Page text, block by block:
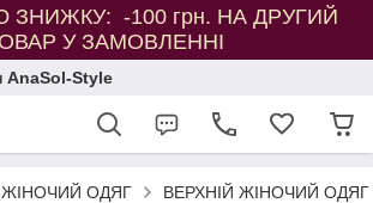
ЗНИЖКУ: -100 грн. НА ДРУГИЙ
У ЗАМОВЛЕННІ
AnaSol-Style
ЖІНОЧИЙ ОДЯГ ВЕРХНІЙ ЖІНОЧИЙ ОДЯГ